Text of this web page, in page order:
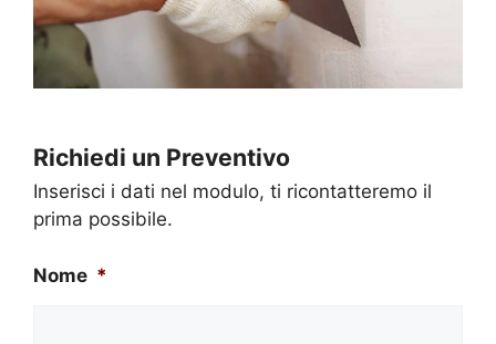
Richiedi un Preventivo
Inserisci i dati nel modulo, ti ricontatteremo il
prima possibile.
Nome *